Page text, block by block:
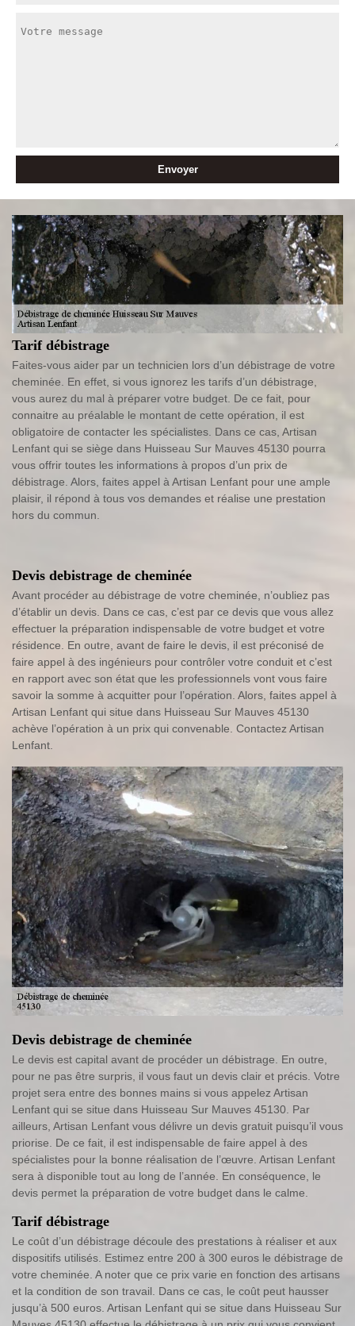
Tarif débistrage
Faites-vous aider par un technicien lors d’un débistrage de votre
cheminée. En effet, si vous ignorez les tarifs d’un débistrage,
vous aurez du mal à préparer votre budget. De ce fait, pour
connaitre au préalable le montant de cette opération, il est
obligatoire de contacter les spécialistes. Dans ce cas, Artisan
Lenfant qui se siège dans Huisseau Sur Mauves 45130 pourra
vous offrir toutes les informations à propos d’un prix de
débistrage. Alors, faites appel à Artisan Lenfant pour une ample
plaisir, il répond à tous vos demandes et réalise une prestation
hors du commun.
Devis debistrage de cheminée
Avant procéder au débistrage de votre cheminée, n’oubliez pas
d’établir un devis. Dans ce cas, c’est par ce devis que vous allez
effectuer la préparation indispensable de votre budget et votre
résidence. En outre, avant de faire le devis, il est préconisé de
faire appel à des ingénieurs pour contrôler votre conduit et c’est
en rapport avec son état que les professionnels vont vous faire
savoir la somme à acquitter pour l’opération. Alors, faites appel à
Artisan Lenfant qui situe dans Huisseau Sur Mauves 45130
achève l’opération à un prix qui convenable. Contactez Artisan
Lenfant.
Devis debistrage de cheminée
Le devis est capital avant de procéder un débistrage. En outre,
pour ne pas être surpris, il vous faut un devis clair et précis. Votre
projet sera entre des bonnes mains si vous appelez Artisan
Lenfant qui se situe dans Huisseau Sur Mauves 45130. Par
ailleurs, Artisan Lenfant vous délivre un devis gratuit puisqu’il vous
priorise. De ce fait, il est indispensable de faire appel à des
spécialistes pour la bonne réalisation de l’œuvre. Artisan Lenfant
sera à disponible tout au long de l’année. En conséquence, le
devis permet la préparation de votre budget dans le calme.
Tarif débistrage
Le coût d’un débistrage découle des prestations à réaliser et aux
dispositifs utilisés. Estimez entre 200 à 300 euros le débistrage de
votre cheminée. A noter que ce prix varie en fonction des artisans
et la condition de son travail. Dans ce cas, le coût peut hausser
jusqu’à 500 euros. Artisan Lenfant qui se situe dans Huisseau Sur